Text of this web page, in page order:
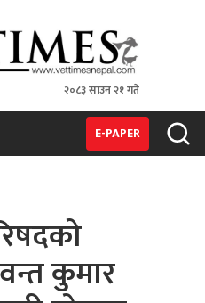
२०८३ साउन २१ गते
E-PAPER
कुमार